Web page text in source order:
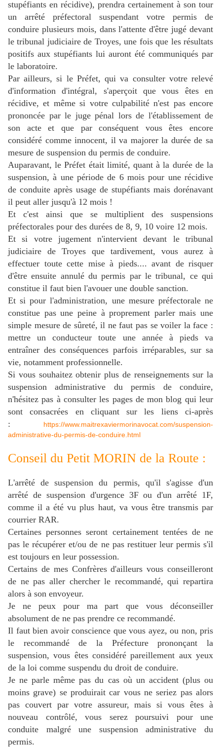
stupéfiants en récidive), prendra certainement à son tour
un arrêté préfectoral suspendant votre permis de
conduire plusieurs mois, dans l'attente d'être jugé devant
le tribunal judiciaire de Troyes, une fois que les résultats
positifs aux stupéfiants lui auront été communiqués par
le laboratoire.
Par ailleurs, si le Préfet, qui va consulter votre relevé
d'information d'intégral, s'aperçoit que vous êtes en
récidive, et même si votre culpabilité n'est pas encore
prononcée par le juge pénal lors de l'établissement de
son acte et que par conséquent vous êtes encore
considéré comme innocent, il va majorer la durée de sa
mesure de suspension du permis de conduire.
Auparavant, le Préfet était limité, quant à la durée de la
suspension, à une période de 6 mois pour une récidive
de conduite après usage de stupéfiants mais dorénavant
il peut aller jusqu'à 12 mois !
Et c'est ainsi que se multiplient des suspensions
préfectorales pour des durées de 8, 9, 10 voire 12 mois.
Et si votre jugement n'intervient devant le tribunal
judiciaire de Troyes que tardivement, vous aurez à
effectuer toute cette mise à pieds.... avant de risquer
d'être ensuite annulé du permis par le tribunal, ce qui
constitue il faut bien l'avouer une double sanction.
Et si pour l'administration, une mesure préfectorale ne
constitue pas une peine à proprement parler mais une
simple mesure de sûreté, il ne faut pas se voiler la face :
mettre un conducteur toute une année à pieds va
entraîner des conséquences parfois irréparables, sur sa
vie, notamment professionnelle.
Si vous souhaitez obtenir plus de renseignements sur la
suspension administrative du permis de conduire,
n'hésitez pas à consulter les pages de mon blog qui leur
sont consacrées en cliquant sur les liens ci-après
:
https://www.maitrexaviermorinavocat.com/suspension-
administrative-du-permis-de-conduire.html
Conseil du Petit MORIN de la Route :
L'arrêté de suspension du permis, qu'il s'agisse d'un
arrêté de suspension d'urgence 3F ou d'un arrêté 1F,
comme il a été vu plus haut, va vous être transmis par
courrier RAR.
Certaines personnes seront certainement tentées de ne
pas le récupérer et/ou de ne pas restituer leur permis s'il
est toujours en leur possession.
Certains de mes Confrères d'ailleurs vous conseilleront
de ne pas aller chercher le recommandé, qui repartira
alors à son envoyeur.
Je ne peux pour ma part que vous déconseiller
absolument de ne pas prendre ce recommandé.
Il faut bien avoir conscience que vous ayez, ou non, pris
le recommandé de la Préfecture prononçant la
suspension, vous êtes considéré pareillement aux yeux
de la loi comme suspendu du droit de conduire.
Je ne parle même pas du cas où un accident (plus ou
moins grave) se produirait car vous ne seriez pas alors
pas couvert par votre assureur, mais si vous êtes à
nouveau contrôlé, vous serez poursuivi pour une
conduite malgré une suspension administrative du
permis.